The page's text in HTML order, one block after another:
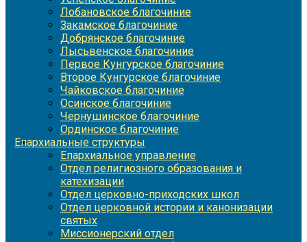
Лобановское благочиние
Закамское благочиние
Добрянское благочиние
Лысьвенское благочиние
Первое Кунгурское благочиние
Второе Кунгурское благочиние
Чайковское благочиние
Осинское благочиние
Чернушинское благочиние
Ординское благочиние
Епархиальные структуры
Епархиальное управление
Отдел религиозного образования и
катехизации
Отдел церковно-приходских школ
Отдел церковной истории и канонизации
святых
Миссионерский отдел